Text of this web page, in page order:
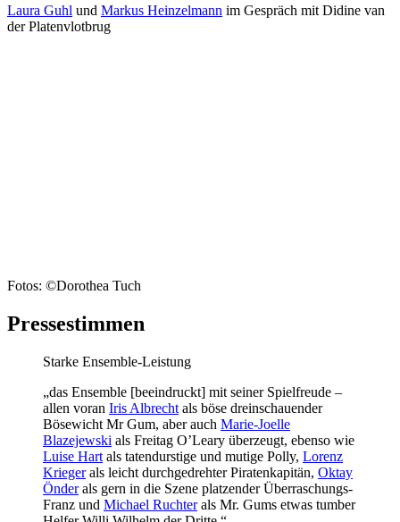
Laura Guhl und Markus Heinzelmann im Gespräch mit Didine van
der Platenvlotbrug
Fotos: ©Dorothea Tuch
Pressestimmen
Starke Ensemble-Leistung
„das Ensemble [beeindruckt] mit seiner Spielfreude –
allen voran Iris Albrecht als böse dreinschauender
Bösewicht Mr Gum, aber auch Marie-Joelle
Blazejewski als Freitag O’Leary überzeugt, ebenso wie
Luise Hart als tatendurstige und mutige Polly, Lorenz
Kriegerals leicht durchgedrehter Piratenkapitän, Oktay
Önderals gern in die Szene platzender Überraschungs-
Franz und Michael Ruchterals Mr. Gums etwas tumber